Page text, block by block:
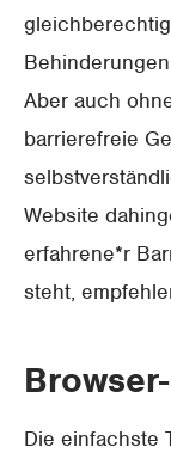
Aber auch
barrierefreie
Website
erfahrene*r
steht,
Die einfachste